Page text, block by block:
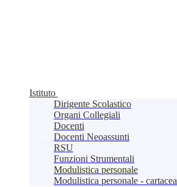
Istituto
Dirigente Scolastico
Organi Collegiali
Docenti
Docenti Neoassunti
RSU
Funzioni Strumentali
Modulistica personale
Modulistica personale - cartacea